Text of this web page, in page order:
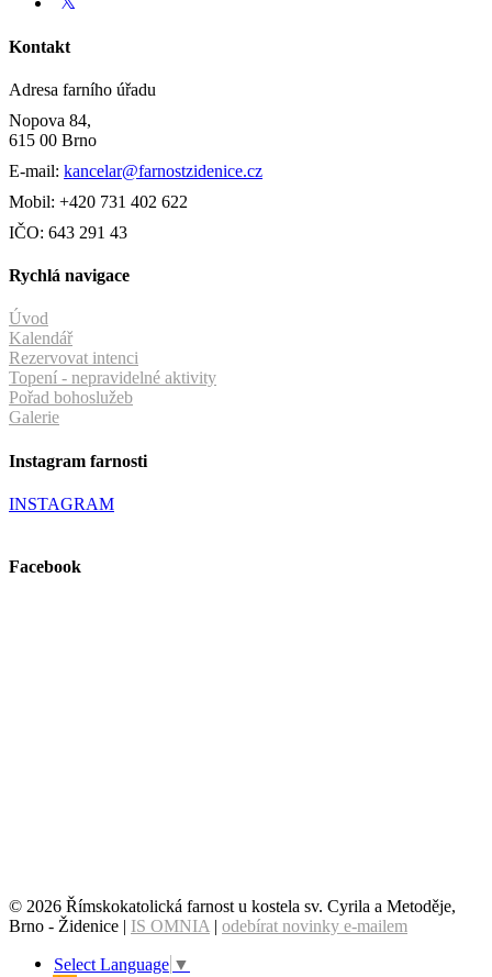
Kontakt
Adresa farního úřadu
Nopova 84,
615 00 Brno
E-mail: kancelar@farnostzidenice.cz
Mobil: +420 731 402 622
IČO: 643 291 43
Rychlá navigace
Úvod
Kalendář
Rezervovat intenci
Topení - nepravidelné aktivity
Pořad bohoslužeb
Galerie
Instagram farnosti
INSTAGRAM
Facebook
© 2026 Římskokatolická farnost u kostela sv. Cyrila a Metoděje,
Brno - Židenice | IS OMNIA | odebírat novinky e-mailem
Select Language ▼